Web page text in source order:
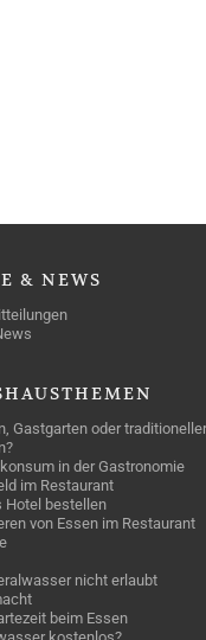
& NEWS
Gastgarten oder traditioneller
in der Gastronomie
im Restaurant
Hotel bestellen
von Essen im Restaurant
nicht erlaubt
beim Essen